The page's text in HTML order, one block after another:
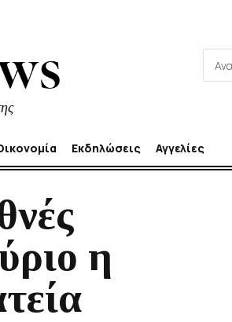
Εκδηλώσεις Αγγελίες
η